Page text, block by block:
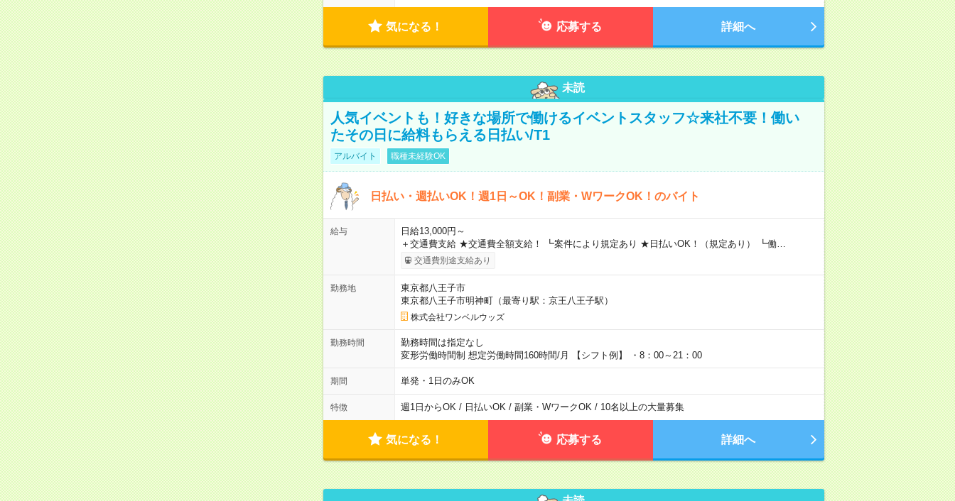
気になる！ 応募する 詳細へ
未読
人気イベントも！好きな場所で働けるイベントスタッフ☆来社不要！働い
たその日に給料もらえる日払い/T1
アルバイト 職種未経験OK
日払い・週払いOK！週1日～OK！副業・WワークOK！のバイト
給与
日給13,000円～
＋交通費支給 ★交通費全額支給！ ┗案件により規定あり ★日払いOK！（規定あり） ┗働…
交通費別途支給あり
勤務地
東京都八王子市
東京都八王子市明神町（最寄り駅：京王八王子駅）
株式会社ワンベルウッズ
勤務時間
勤務時間は指定なし
変形労働時間制 想定労働時間160時間/月 【シフト例】 ・8：00～21：00
期間 単発・1日のみOK
特徴 週1日からOK / 日払いOK / 副業・WワークOK / 10名以上の大量募集
気になる！ 応募する 詳細へ